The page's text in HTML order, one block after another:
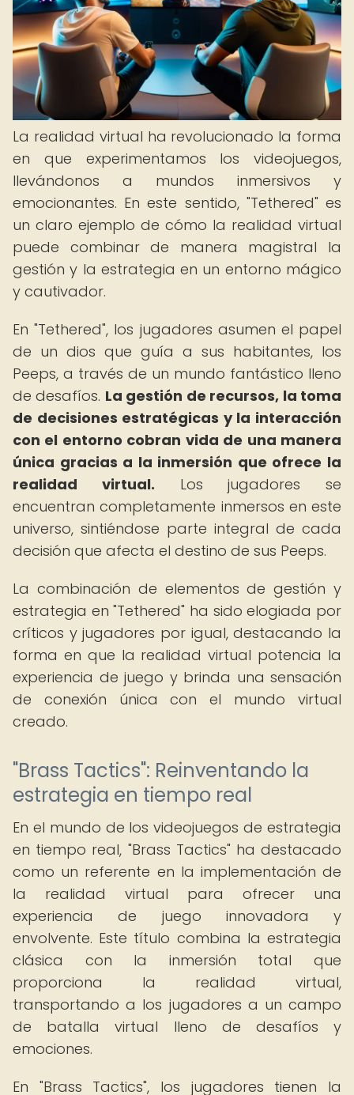
La realidad virtual ha revolucionado la forma
en que experimentamos los videojuegos,
llevándonos a mundos inmersivos y
emocionantes. En este sentido, "Tethered" es
un claro ejemplo de cómo la realidad virtual
puede combinar de manera magistral la
gestión y la estrategia en un entorno mágico
y cautivador.
En "Tethered", los jugadores asumen el papel
de un dios que guía a sus habitantes, los
Peeps, a través de un mundo fantástico lleno
de desafíos. La gestión de recursos, la toma
de decisiones estratégicas y la interacción
con el entorno cobran vida de una manera
única gracias a la inmersión que ofrece la
realidad virtual. Los jugadores se
encuentran completamente inmersos en este
universo, sintiéndose parte integral de cada
decisión que afecta el destino de sus Peeps.
La combinación de elementos de gestión y
estrategia en "Tethered" ha sido elogiada por
críticos y jugadores por igual, destacando la
forma en que la realidad virtual potencia la
experiencia de juego y brinda una sensación
de conexión única con el mundo virtual
creado.
"Brass Tactics": Reinventando la
estrategia en tiempo real
En el mundo de los videojuegos de estrategia
en tiempo real, "Brass Tactics" ha destacado
como un referente en la implementación de
la realidad virtual para ofrecer una
experiencia de juego innovadora y
envolvente. Este título combina la estrategia
clásica con la inmersión total que
proporciona la realidad virtual,
transportando a los jugadores a un campo
de batalla virtual lleno de desafíos y
emociones.
En "Brass Tactics", los jugadores tienen la